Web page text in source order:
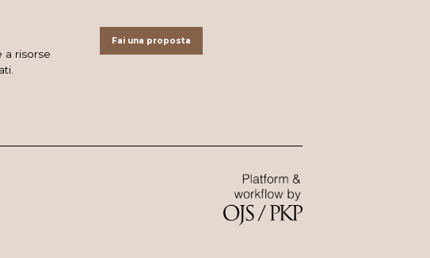
a risorse
Fai una proposta